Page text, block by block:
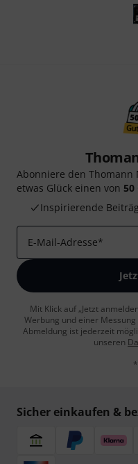
Abonniere den
etwas Glück einen von 50
Inspirierende
E-Mail-Adresse*
Mit Klick auf „Jetzt
Werbung und einer
Abmeldung ist jederzeit
unseren
Sicher einkaufen &